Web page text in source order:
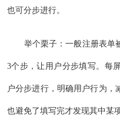
也可分步进行。
举个栗子：一般注册表单
3个步，让用户分步填写。每
户分步进行，明确用户行为，
也避免了填写完才发现其中某